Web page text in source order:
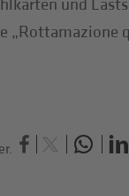
und
„Rottamazione